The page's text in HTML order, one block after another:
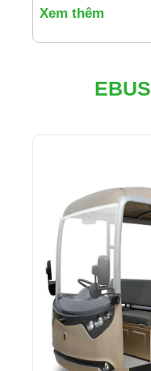
Xem thêm